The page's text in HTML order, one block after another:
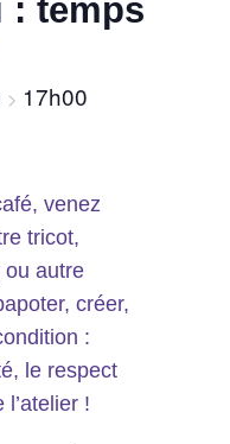
: temps
> 17h00
venez
tricot,
ou autre
créer,
:
le respect
!